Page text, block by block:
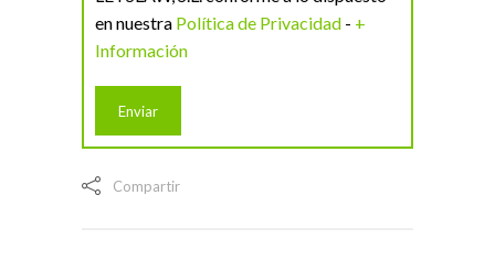
en nuestra Política de Privacidad - +
Información
Compartir